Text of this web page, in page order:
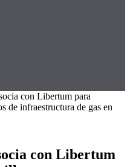
con Libertum para
de infraestructura de gas en
con Libertum